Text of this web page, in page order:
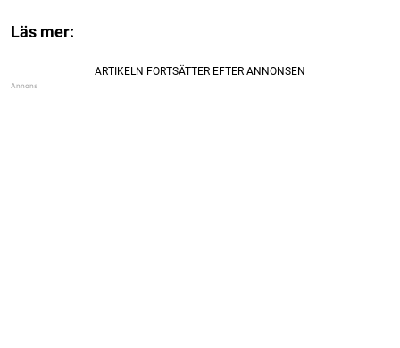
Läs mer: